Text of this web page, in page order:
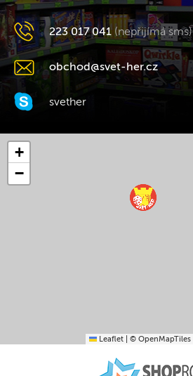
223 017 041 (nepřijímá sms)
obchod@svet-her.cz
svether
+
−
Leaflet © OpenMapTiles